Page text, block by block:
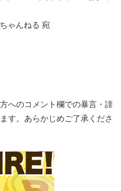
ゃんねる 宛
へのコメント欄での暴言・誹
す。あらかじめご了承くださ